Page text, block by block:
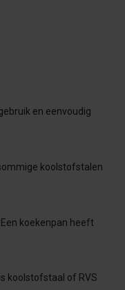
en eenvoudig
koolstofstalen
koekenpan heeft
koolstofstaal of RVS